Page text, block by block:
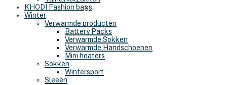
KHODI Fashion bags
Winter
Verwarmde producten
Battery Packs
Verwarmde Sokken
Verwarmde Handschoenen
Mini heaters
Sokken
Wintersport
Sleeën